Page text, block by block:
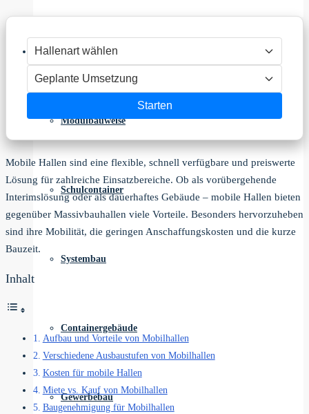
Modulbau
Modulbauweise
Schulcontainer
Systembau
Containergebäude
Gewerbebau
Starten
Mobile Hallen sind eine flexible, schnell verfügbare und preiswerte
Lösung für zahlreiche Einsatzbereiche. Ob als vorübergehende
Interimslösung oder als dauerhaftes Gebäude – mobile Hallen bieten
gegenüber Massivbauhallen viele Vorteile. Besonders hervorzuheben
sind ihre Mobilität, die geringen Anschaffungskosten und die kurze
Bauzeit.
Inhalt
Aufbau und Vorteile von Mobilhallen
Verschiedene Ausbaustufen von Mobilhallen
Kosten für mobile Hallen
Miete vs. Kauf von Mobilhallen
Baugenehmigung für Mobilhallen